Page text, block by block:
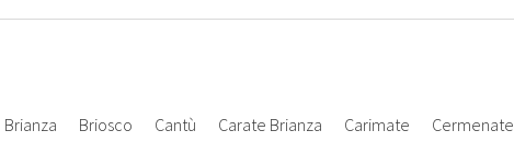
Brianza Briosco Cantù Carate Brianza Carimate Cermenate